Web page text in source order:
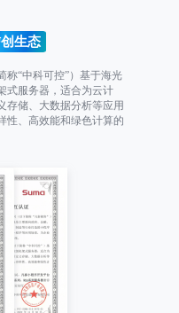
称“中科可控”）基于海光
式服务器，适合为云计
存储、大数据分析等应用
性、高效能和绿色计算的